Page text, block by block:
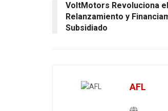
VoltMotors Revoluciona
Relanzamiento y
Subsidiado
AFL